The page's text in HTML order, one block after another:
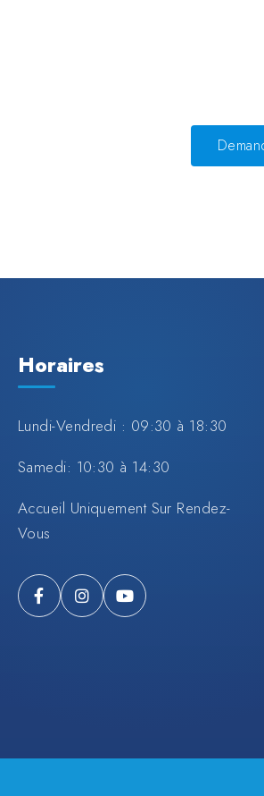
Horaires
Lundi-Vendredi : 09:30 à 18:30
Samedi: 10:30 à 14:30
Accueil Uniquement Sur Rendez-
Vous